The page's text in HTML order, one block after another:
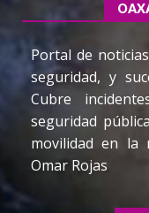
Portal de
seguridad, y
Cubre
seguridad
movilidad en la
Omar Rojas